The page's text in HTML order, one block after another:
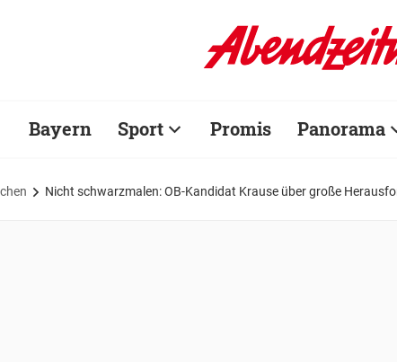
Bayern Sport Promis Panorama
Nicht schwarzmalen: OB-Kandidat Krause über große